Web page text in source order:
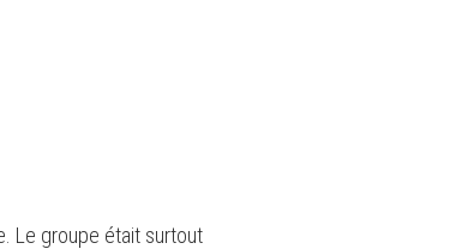
Le groupe était surtout